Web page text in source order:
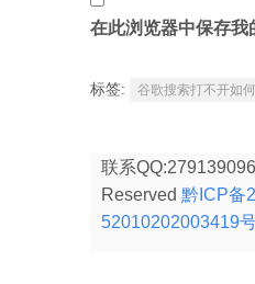
标签: 谷歌搜索打不开如
在此浏览器中保存我
联系
Reserved 黔ICP备
52010202003419